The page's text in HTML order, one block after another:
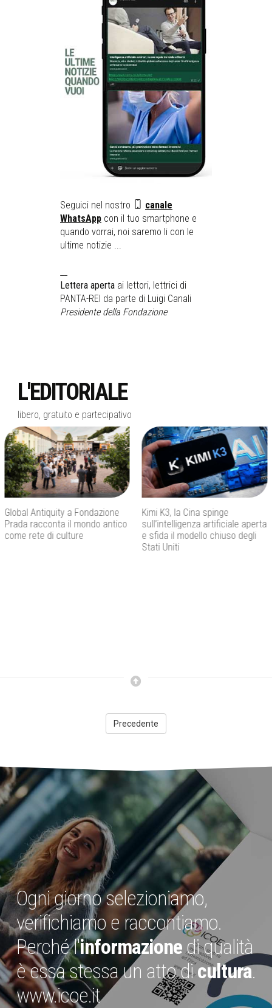
Seguici nel nostro
canale
WhatsApp con il tuo smartphone e
quando vorrai, noi saremo li con le
ultime notizie ...
Lettera aperta ai lettori, lettrici di
PANTA-REI da parte di Luigi Canali
Presidente della Fondazione
L'EDITORIALE
libero, gratuito e partecipativo
Kimi K3, la Cina spinge
sull’intelligenza artificiale aperta
e sfida il modello chiuso degli
Don Antonio Mazzi, addio al
fondatore di Exodus che ha
fatto dell’educazione una
strada di speranza
Precedente
Ogni giorno selezioniamo,
verifichiamo e raccontiamo.
Perché l'informazionedi qualità
è essa stessa un atto dicultura.
www.icoe.it